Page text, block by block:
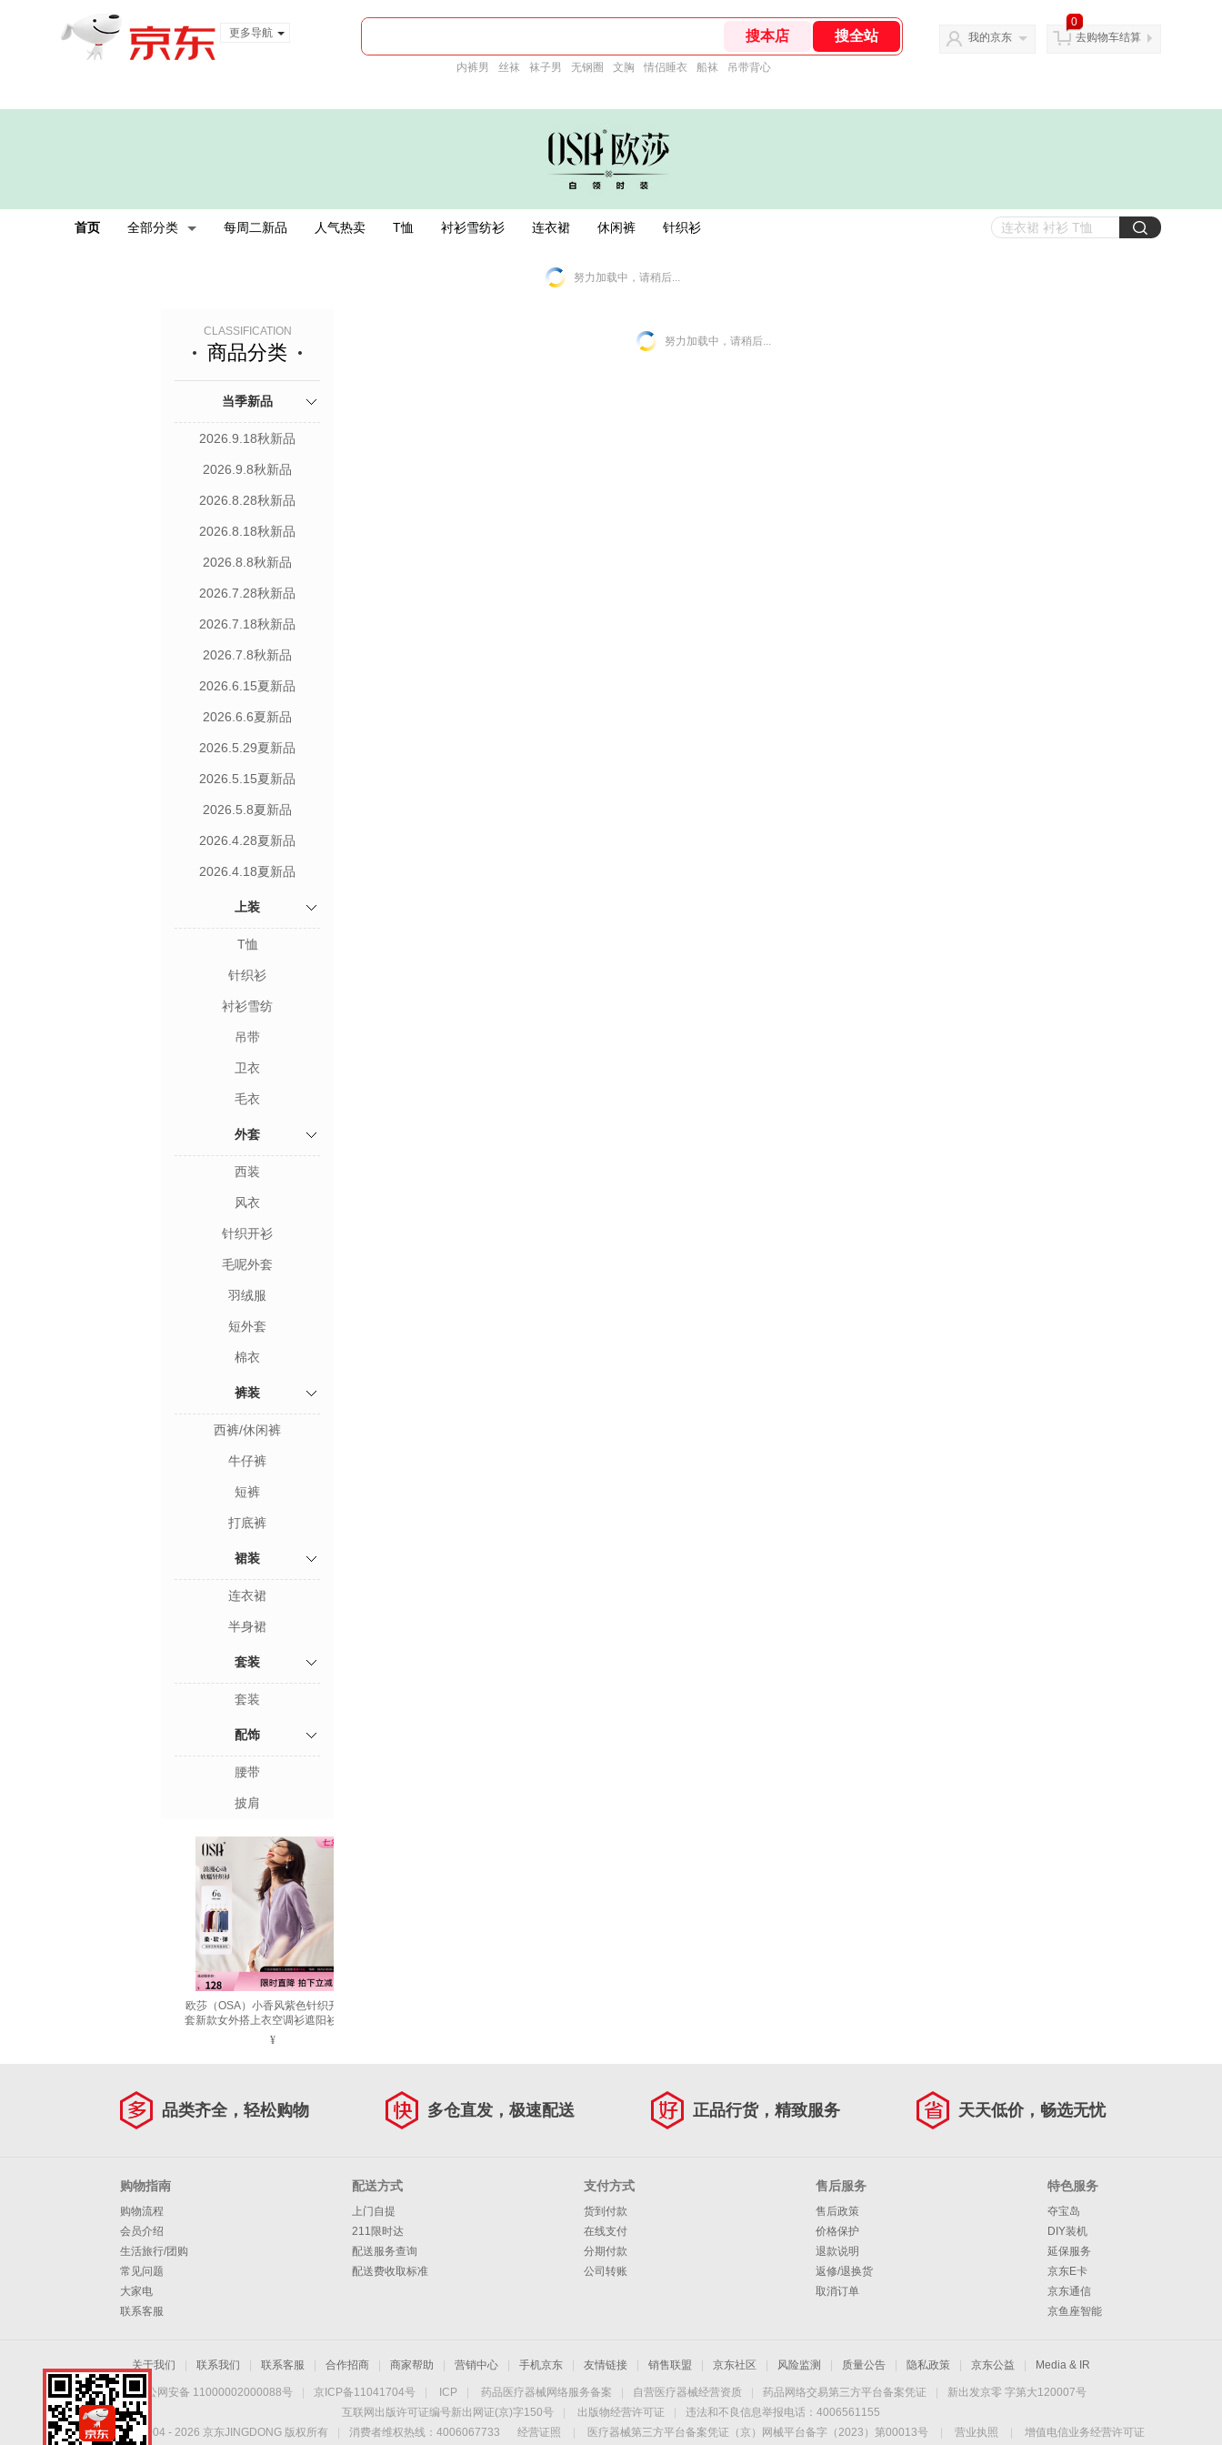
更多导航
内裤男 丝袜 袜子男 无钢圈 文胸 情侣睡衣 船袜 吊带背心
我的京东
0
去购物车结算
首页 全部分类 每周二新品 人气热卖 T恤 衬衫雪纺衫 连衣裙 休闲裤 针织衫
努力加载中，请稍后...
CLASSIFICATION
商品分类
当季新品
2026.9.18秋新品
2026.9.8秋新品
2026.8.28秋新品
2026.8.18秋新品
2026.8.8秋新品
2026.7.28秋新品
2026.7.18秋新品
2026.7.8秋新品
2026.6.15夏新品
2026.6.6夏新品
2026.5.29夏新品
2026.5.15夏新品
2026.5.8夏新品
2026.4.28夏新品
2026.4.18夏新品
上装
T恤
针织衫
衬衫雪纺
吊带
卫衣
毛衣
外套
西装
风衣
针织开衫
毛呢外套
羽绒服
短外套
棉衣
裤装
西裤/休闲裤
牛仔裤
短裤
打底裤
裙装
连衣裙
半身裙
套装
套装
配饰
腰带
披肩
欧莎（OSA）小香风紫色针织开衫外
套新款女外搭上衣空调衫遮阳衫秋 浅
紫色 L
¥
努力加载中，请稍后...
品类齐全，轻松购物 多仓直发，极速配送 正品行货，精致服务 天天低价，畅选无忧
购物指南
购物流程
会员介绍
生活旅行/团购
常见问题
大家电
联系客服
配送方式
上门自提
211限时达
配送服务查询
配送费收取标准
支付方式
货到付款
在线支付
分期付款
公司转账
售后服务
售后政策
价格保护
退款说明
返修/退换货
取消订单
特色服务
夺宝岛
DIY装机
延保服务
京东E卡
京东通信
京鱼座智能
关于我们 联系我们 联系客服 合作招商 商家帮助 营销中心 手机京东 友情链接 销售联盟 京东社区 风险监测 质量公告 隐私政策 京东公益 Media & IR
京公网安备 11000002000088号 京ICP备11041704号 ICP 药品医疗器械网络服务备案 自营医疗器械经营资质 药品网络交易第三方平台备案凭证
新出发京零 字第大120007号
互联网出版许可证编号新出网证(京)字150号
出版物经营许可证
违法和不良信息举报电话：4006561155
Copyright © 2004 - 2026 京东JINGDONG 版权所有 消费者维权热线：4006067733 经营证照 医疗器械第三方平台备案凭证（京）网械平台备字（2023）第00013号 营业执照 增值电信业务经营许可证